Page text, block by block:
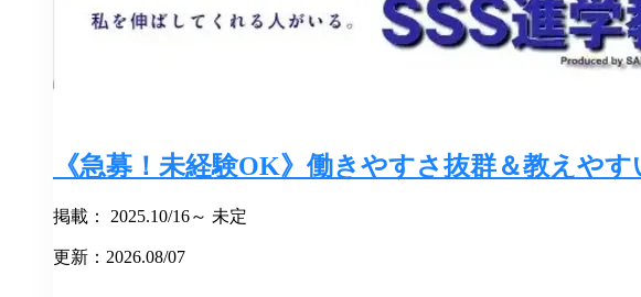
《急募！未経験OK》働きやすさ抜群＆教えや
掲載： 2025.10/16～ 未定
更新：2026.08/07